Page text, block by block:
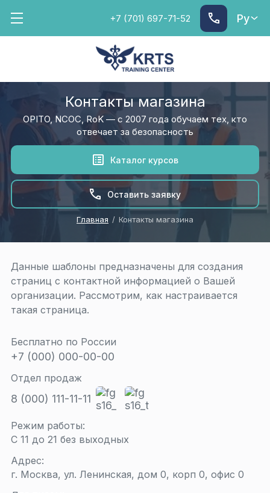
+7 (701) 697-71-52 Ру
Контакты магазина
OPITO, NCOC, RoK — с 2007 года обучаем тех, кто
отвечает за безопасность
Каталог курсов
Оставить заявку
Главная / Контакты магазина
Данные шаблоны предназначены для создания
страниц с контактной информацией о Вашей
организации. Рассмотрим, как настраивается
такая страница.
Бесплатно по России
+7 (000) 000-00-00
Отдел продаж
8 (000) 111-11-11
Режим работы:
С 11 до 21 без выходных
Адрес:
г. Москва, ул. Ленинская, дом 0, корп 0, офис 0